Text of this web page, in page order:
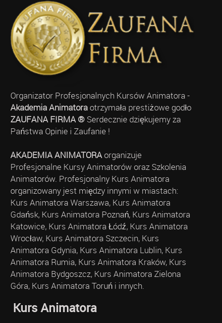
Organizator Profesjonalnych Kursów Animatora -
Akademia Animatoraotrzymała prestiżowe godło
ZAUFANA FIRMA ®Serdecznie dziękujemy za
Państwa Opinie i Zaufanie !
AKADEMIA ANIMATORAorganizuje
Profesjonalne Kursy Animatorów oraz Szkolenia
Animatorów. Profesjonalny Kurs Animatora
organizowany jest między innymi w miastach:
Kurs Animatora Warszawa, Kurs Animatora
Gdańsk, Kurs Animatora Poznań, Kurs Animatora
Katowice, Kurs Animatora Łódź, Kurs Animatora
Wrocław, Kurs Animatora Szczecin, Kurs
Animatora Gdynia, Kurs Animatora Lublin, Kurs
Animatora Rumia, Kurs Animatora Kraków, Kurs
Animatora Bydgoszcz, Kurs Animatora Zielona
Góra, Kurs Animatora Toruń i innych.
Kurs Animatora